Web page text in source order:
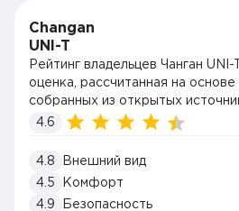
Changan
UNI-T
Рейтинг владельцев Чанган
оценка, рассчитанная на основе
собранных из открытых
4.6
4.8
Внешний вид
4.5
Комфорт
4.9
Безопасность